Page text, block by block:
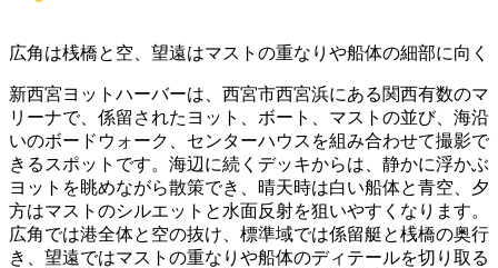
広角は桟橋と空、望遠はマストの重なりや船体の細部に向く
新西宮ヨットハーバーは、西宮市西宮浜にある関西有数のマ
リーナで、係留されたヨット、ボート、マストの並び、海沿
いのボードウォーク、センターハウスを組み合わせて撮影で
きるスポットです。海辺に続くデッキからは、静かに浮かぶ
ヨットを眺めながら散策でき、晴天時は白い船体と青空、夕
方はマストのシルエットと水面反射を狙いやすくなります。
広角では港全体と空の抜け、標準域では係留艇と桟橋の奥行
き、望遠ではマストの重なりや船体のディテールを切り取る